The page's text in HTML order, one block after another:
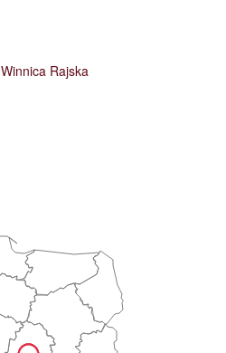
Winnica Rajska